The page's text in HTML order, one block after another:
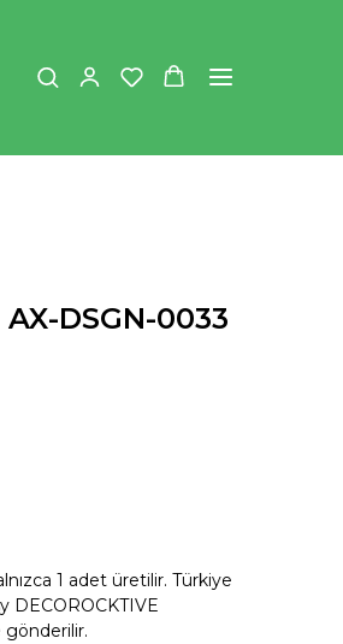
DSGN-0033
1 adet üretilir. Türkiye
DECOROCKTIVE
gönderilir.